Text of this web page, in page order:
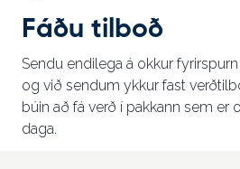
Fáðu tilboð
Sendu endilega á okkur
og við sendum ykkur fast
búin að fá verð í pakkann sem er
daga.